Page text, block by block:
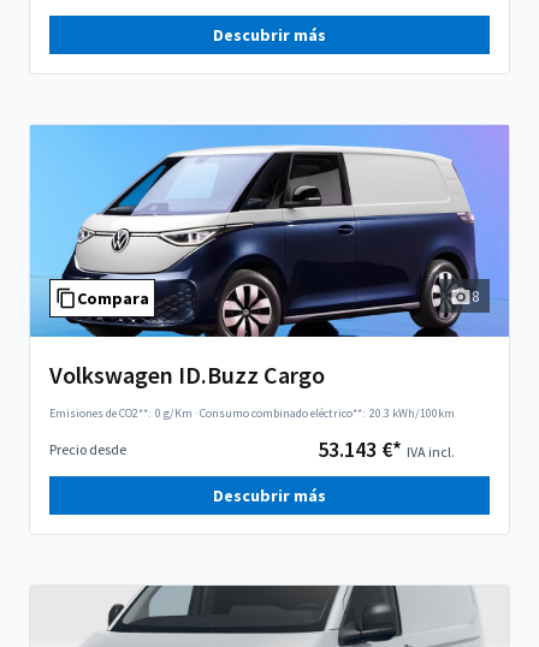
Descubrir más
Compara 8
Volkswagen ID.Buzz Cargo
Emisiones de CO2**: 0 g/Km ·Consumo combinado eléctrico**: 20.3 kWh/100km
Precio desde 53.143 €* IVA incl.
Descubrir más